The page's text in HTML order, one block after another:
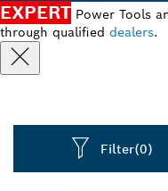
EXPERT Power Tools
through qualified dealers.
Filter(0)